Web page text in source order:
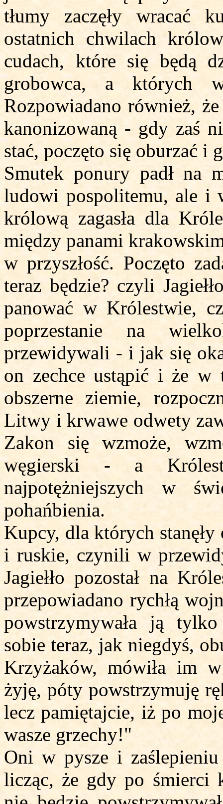
tłumy zaczęły wracać
ostatnich chwilach
cudach, które się będą
grobowca, a których
Rozpowiadano również,
kanonizowaną - gdy zaś
stać, poczęto się oburzać i
Smutek ponury padł na
ludowi pospolitemu, ale i
królową zagasła dla
między panami
w przyszłość. Poczęto
teraz będzie? czyli
panować w Królestwie,
poprzestanie na
przewidywali - i jak się
on zechce ustąpić i że w
obszerne ziemie,
Litwy i krwawe odwety
Zakon się wzmoże,
węgierski - a
najpotężniejszych w
pohańbienia.
Kupcy, dla których
i ruskie, czynili w
Jagiełło pozostał na
przepowiadano rychłą
powstrzymywała ją
sobie teraz, jak niegdyś,
Krzyżaków, mówiła im
żyję, póty powstrzymuję
lecz pamiętajcie, iż po
wasze grzechy!"
Oni w pysze i
licząc, że gdy po śmierci